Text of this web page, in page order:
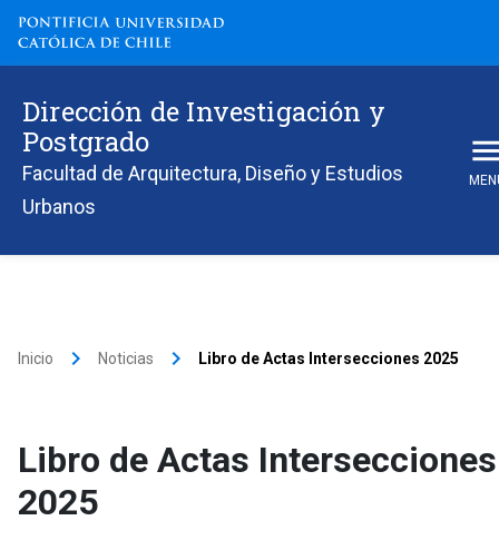
Dirección de Investigación y
Postgrado
Facultad de Arquitectura, Diseño y Estudios
Urbanos
Inicio keyboard_arrow_right Noticias keyboard_arrow_right Libro de Actas Intersecciones 2025
Libro de Actas Intersecciones
2025